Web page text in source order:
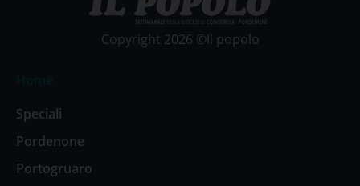
Copyright 2026 ©Il popolo
Speciali
Pordenone
Portogruaro